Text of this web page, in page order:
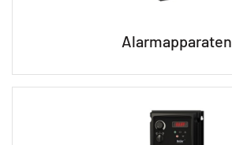
Alarmapparaten